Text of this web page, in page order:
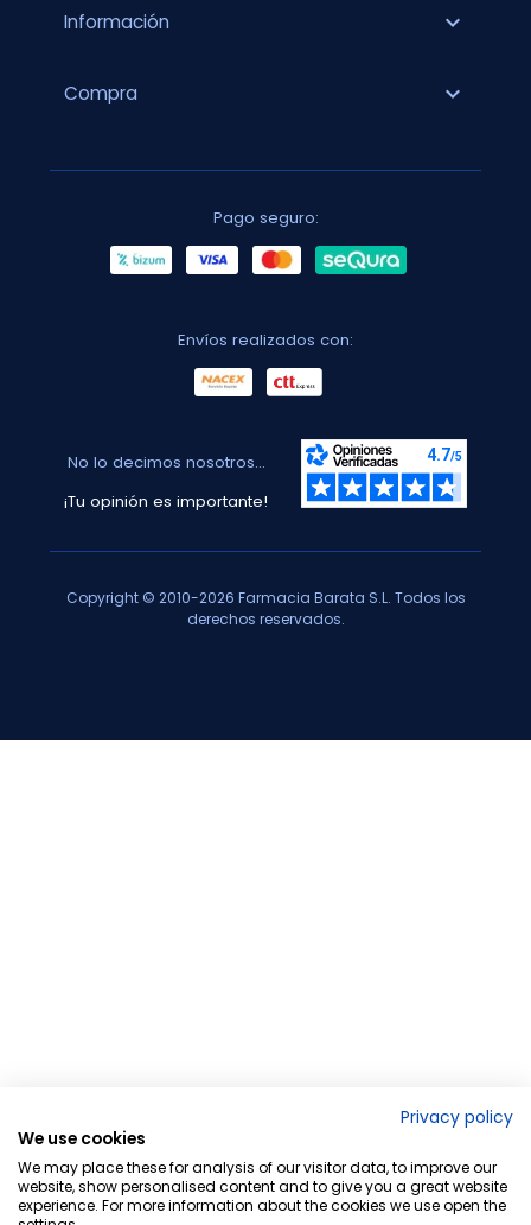
Información expand_more
Compra expand_more
Pago seguro:
Envíos realizados con:
No lo decimos nosotros...
¡Tu opinión es importante!
Copyright © 2010-2026 Farmacia Barata S.L. Todos los
derechos reservados.
Privacy policy
We use cookies
We may place these for analysis of our visitor data, to improve our
website, show personalised content and to give you a great website
experience. For more information about the cookies we use open the